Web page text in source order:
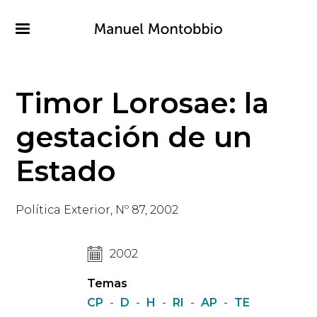
contenido
Timor Lorosae: la
gestación de un
Estado
Política Exterior, Nº 87, 2002
2002
Temas
CP - D - H - RI - AP - TE